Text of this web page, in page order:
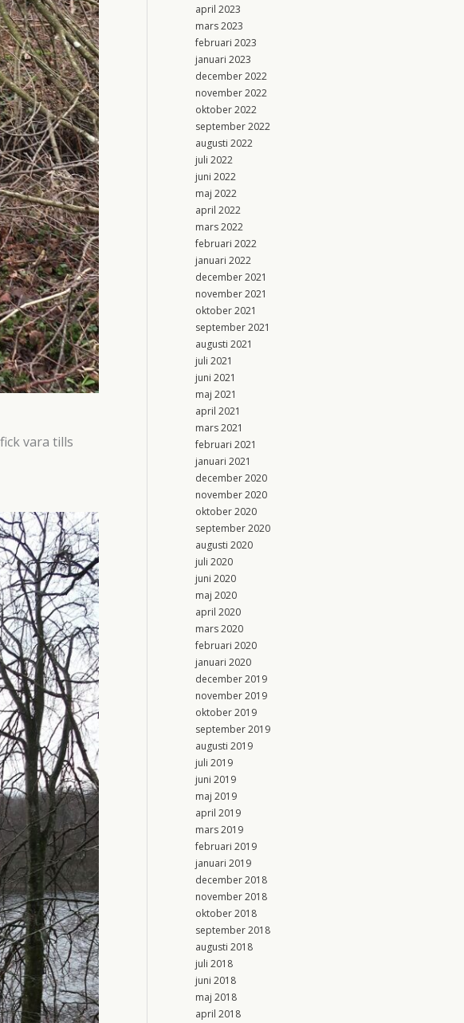
vara tills
april 2023
mars 2023
februari 2023
januari 2023
december 2022
november 2022
oktober 2022
september 2022
augusti 2022
juli 2022
juni 2022
maj 2022
april 2022
mars 2022
februari 2022
januari 2022
december 2021
november 2021
oktober 2021
september 2021
augusti 2021
juli 2021
juni 2021
maj 2021
april 2021
mars 2021
februari 2021
januari 2021
december 2020
november 2020
oktober 2020
september 2020
augusti 2020
juli 2020
juni 2020
maj 2020
april 2020
mars 2020
februari 2020
januari 2020
december 2019
november 2019
oktober 2019
september 2019
augusti 2019
juli 2019
juni 2019
maj 2019
april 2019
mars 2019
februari 2019
januari 2019
december 2018
november 2018
oktober 2018
september 2018
augusti 2018
juli 2018
juni 2018
maj 2018
april 2018